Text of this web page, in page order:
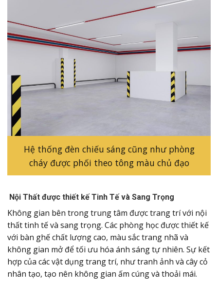
Hệ thống đèn chiếu sáng cũng như phòng
cháy được phối theo tông màu chủ đạo
Nội Thất được thiết kế Tinh Tế và Sang Trọng
Không gian bên trong trung tâm được trang trí với nội
thất tinh tế và sang trọng. Các phòng học được thiết kế
với bàn ghế chất lượng cao, màu sắc trang nhã và
không gian mở để tối ưu hóa ánh sáng tự nhiên. Sự kết
hợp của các vật dụng trang trí, như tranh ảnh và cây cỏ
nhân tạo, tạo nên không gian ấm cúng và thoải mái.